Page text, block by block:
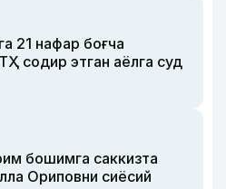
21 нафар боғча
содир этган аёлга суд
бошимга саккизта
Ориповни сиёсий